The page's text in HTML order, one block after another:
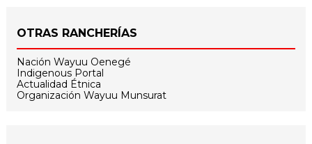
OTRAS RANCHERÍAS
Nación Wayuu Oenegé
Indigenous Portal
Actualidad Étnica
Organización Wayuu Munsurat